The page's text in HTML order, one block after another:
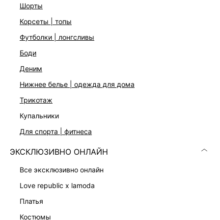
шорты
корсеты | топы
футболки | лонгсливы
боди
деним
нижнее белье | одежда для дома
трикотаж
купальники
для спорта | фитнеса
ЭКСКЛЮЗИВНО ОНЛАЙН
все эксклюзивно онлайн
love republic x lamoda
платья
костюмы
стандартному размеру
ДОСТАВКА И ВОЗВРАТ
Подробные условия доставки и возврата
в AppStore
КАТАЛОГ
КОМПАНИЯ